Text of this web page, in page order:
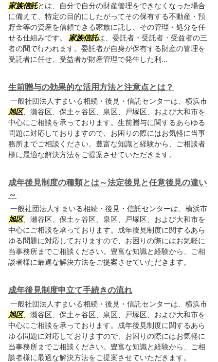
家族信託とは、自分で自分の財産管理をできなくなった場合
に備えて、特定の目的にしたがってその保有する不動産・預
貯金等の資産を信頼できる家族に託し、その管理・処分を任
せる仕組みです。 家族信託は、委託者・受託者・受益者の三
者の間で行われます。委託者が自身が保有する財産の管理を
受託者に任せ、受益者が財産管理で発生した利...
生前贈与の効果的な活用方法と注意点とは？
一般社団法人すまいる相続・後見・信託センターは、横浜市
旭区、瀬谷区、保土ヶ谷区、泉区、戸塚区、および大和市を
中心にご相談を承っております。生前贈与に関するあらゆる
問題に対応しておりますので、お困りの際にはお気軽に当事
務所までご相談ください。豊富な知識と経験から、ご相談者
様に最適な解決方法をご提案させていただきます。
成年後見制度の種類とは～法定後見と任意後見の違い
～
一般社団法人すまいる相続・後見・信託センターは、横浜市
旭区、瀬谷区、保土ヶ谷区、泉区、戸塚区、および大和市を
中心にご相談を承っております。成年後見制度に関するあら
ゆる問題に対応しておりますので、お困りの際にはお気軽に
当事務所までご相談ください。豊富な知識と経験から、ご相
談者様に最適な解決方法をご提案させていただきます。
成年後見制度申立て手続きの流れ
一般社団法人すまいる相続・後見・信託センターは、横浜市
旭区、瀬谷区、保土ヶ谷区、泉区、戸塚区、および大和市を
中心にご相談を承っております。成年後見制度に関するあら
ゆる問題に対応しておりますので、お困りの際にはお気軽に
当事務所までご相談ください。豊富な知識と経験から、ご相
談者様に最適な解決方法をご提案させていただきます。